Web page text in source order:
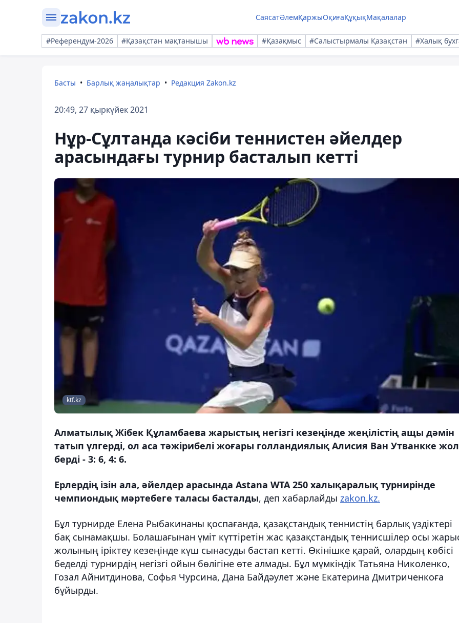
СаясатӘлемҚаржыОқиғаҚұқықМақалалар
#Референдум-2026 #Қазақстан мақтанышы #Қазақмыс #Салыстырмалы Қазақстан #Халық
Басты Барлық жаңалықтар Редакция Zakon.kz
20:49, 27 қыркүйек 2021
Нұр-Сұлтанда кәсіби теннистен әйелдер
арасындағы турнир басталып кетті
ktf.kz
Алматылық Жібек Құламбаева жарыстың негізгі кезеңінде жеңілістің ащы дәмін
татып үлгерді, ол аса тәжірибелі жоғары голландиялық Алисия Ван Утванкке жол
берді - 3: 6, 4: 6.
Ерлердің ізін ала, әйелдер арасында Astana WTA 250 халықаралық турнирінде
чемпиондық мәртебеге таласы басталды, деп хабарлайды zakon.kz.
Бұл турнирде Елена Рыбакинаны қоспағанда, қазақстандық теннистің барлық үздіктері
бақ сынамақшы. Болашағынан үміт күттіретін жас қазақстандық теннисшілер осы
жолының іріктеу кезеңінде күш сынасуды бастап кетті. Өкінішке қарай, олардың көбісі
беделді турнирдің негізгі ойын бөлігіне өте алмады. Бұл мүмкіндік Татьяна Николенко,
Гозал Айнитдинова, Софья Чурсина, Дана Байдәулет және Екатерина Дмитриченкоға
бұйырды.